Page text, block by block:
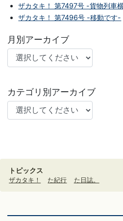
ザカタキ！ 第7497号 -貨物列車
ザカタキ！ 第7496号 -移動です-
月別アーカイブ
カテゴリ別アーカイブ
トピックス
ザカタキ！ た紀行 た日誌。